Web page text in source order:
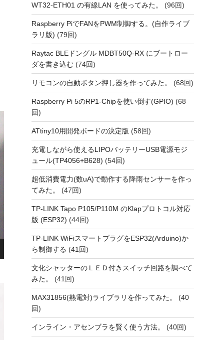
WT32-ETH01 の有線LAN を使ってみた。 (96回)
Raspberry PiでFANをPWM制御する。(自作ライブ
ラリ版) (79回)
Raytac BLEドングル MDBT50Q-RX にブートロー
ダを書き込む(74回)
リモコンの自動ボタン押し器を作ってみた。 (68回)
Raspberry Pi 5のRP1-Chipを使い倒す(GPIO) (68
回)
ATtiny10用開発ボードの決定版 (58回)
充電しながら使えるLIPOバッテリーUSB電源モジ
ュール(TP4056+B628) (54回)
超低消費電力(数uA)で動作する降雨センサーを作っ
てみた。
(47回)
TP-LINK Tapo P105/P110M のKlapプロトコル対応
版 (ESP32) (44回)
TP-LINK WiFiスマートプラグをESP32(Arduino)か
ら制御する (41回)
文化シャッターのＬＥＤ付きスイッチ回路を調べて
みた。
(41回)
MAX31856(熱電対)ライブラリを作ってみた。
(40
回)
インライン・アセンブラを賢く使う方法。 (40回)